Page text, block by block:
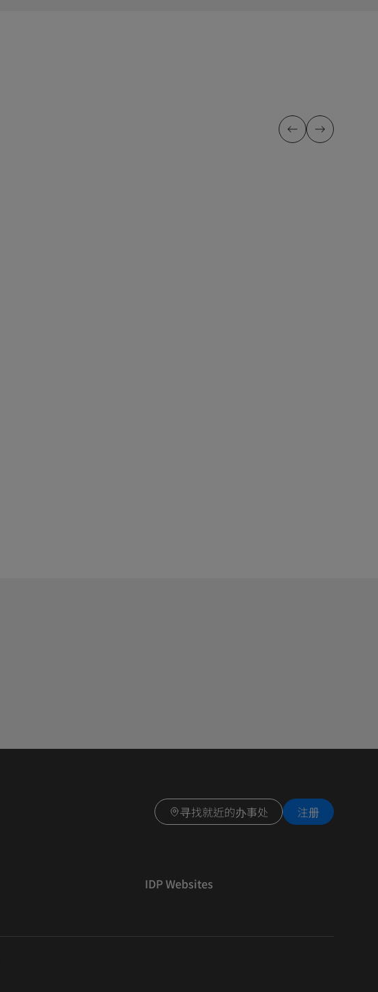
寻找就近的办事处 注册
IDP Websites